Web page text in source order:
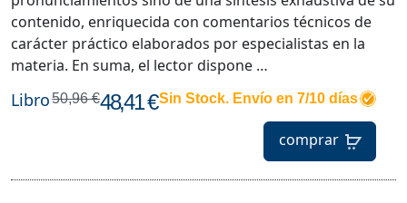
Libro50,96 €48,41 €Sin Stock. Envío en 7/10 días
comprar
contenido, enriquecida con comentarios técnicos de
carácter práctico elaborados por especialistas en la
materia. En suma, el lector dispone …